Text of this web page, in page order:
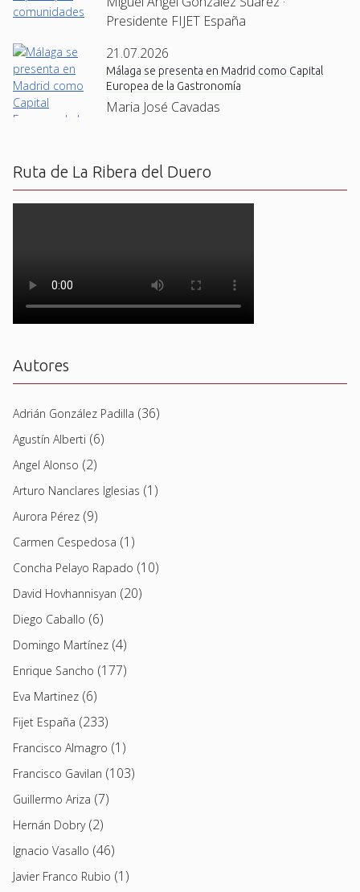
Presidente FIJET España
21.07.2026
Málaga se presenta en Madrid como Capital
Europea de la Gastronomía
Maria José Cavadas
Ruta de La Ribera del Duero
Autores
Adrián González Padilla (36)
Agustín Alberti (6)
Angel Alonso (2)
Arturo Nanclares Iglesias (1)
Aurora Pérez (9)
Carmen Cespedosa (1)
Concha Pelayo Rapado (10)
David Hovhannisyan (20)
Diego Caballo (6)
Domingo Martínez (4)
Enrique Sancho (177)
Eva Martinez (6)
Fijet España (233)
Francisco Almagro (1)
Francisco Gavilan (103)
Guillermo Ariza (7)
Hernán Dobry(2)
Ignacio Vasallo (46)
Javier Franco Rubio (1)